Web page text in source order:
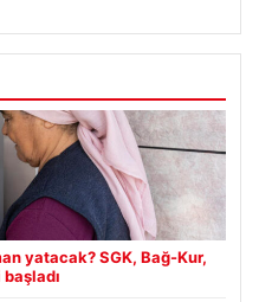
yatacak? SGK, Bağ-Kur,